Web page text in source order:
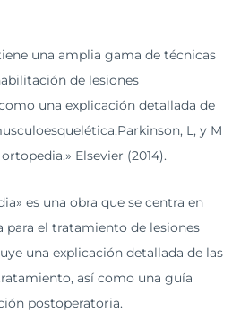
una amplia gama de técnicas
de lesiones
una explicación detallada de
L, y M
Elsevier (2014).
es una obra que se centra en
para el tratamiento de lesiones
una explicación detallada de las
así como una guía
postoperatoria.